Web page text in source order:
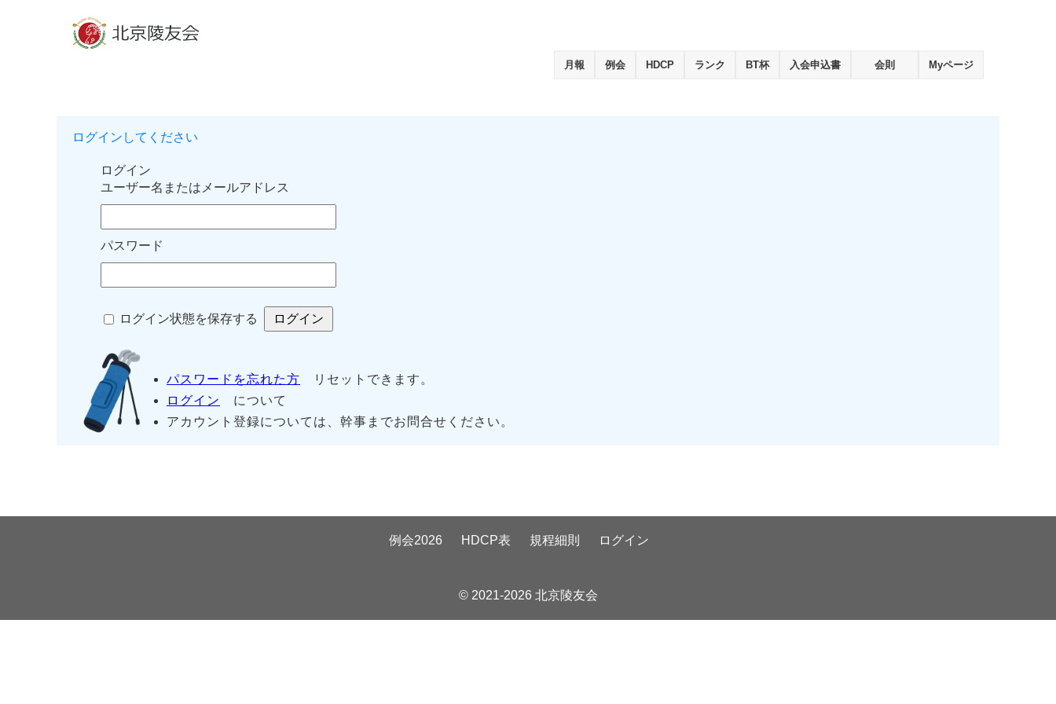
月報 例会 HDCP ランク BT杯 入会申込書 会則 Myページ
ログインしてください
ログイン
ユーザー名またはメールアドレス
パスワード
ログイン状態を保存する
パスワードを忘れた方 リセットできます。
ログイン
について
アカウント登録については、幹事までお問合せください。
例会2026 HDCP表 規程細則 ログイン
© 2021-2026 北京陵友会